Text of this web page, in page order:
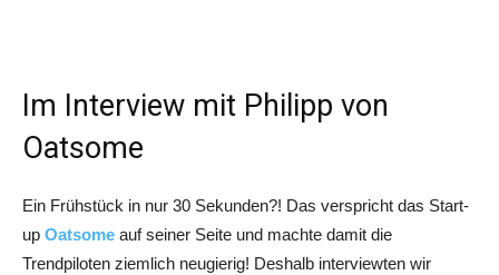
Im Interview mit Philipp von
Oatsome
Ein Frühstück in nur 30 Sekunden?! Das verspricht das Start-
up Oatsome auf seiner Seite und machte damit die
Trendpiloten ziemlich neugierig! Deshalb interviewten wir